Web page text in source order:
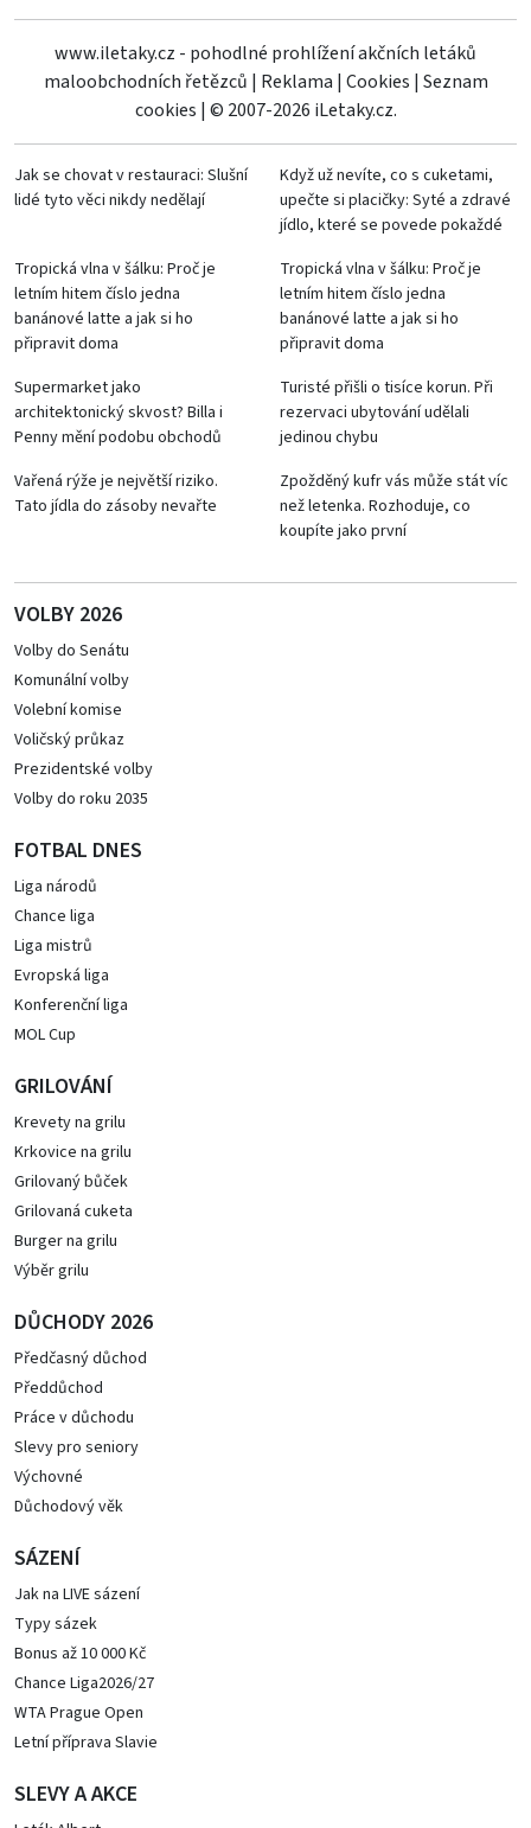
www.iletaky.cz - pohodlné prohlížení akčních letáků
maloobchodních řetězců | Reklama | Cookies | Seznam
cookies | © 2007-2026 iLetaky.cz.
Jak se chovat v restauraci: Slušní
lidé tyto věci nikdy nedělají
Když už nevíte, co s cuketami,
upečte si placičky: Syté a zdravé
jídlo, které se povede pokaždé
Tropická vlna v šálku: Proč je
letním hitem číslo jedna
banánové latte a jak si ho
připravit doma
Tropická vlna v šálku: Proč je
letním hitem číslo jedna
banánové latte a jak si ho
připravit doma
Supermarket jako
architektonický skvost? Billa i
Penny mění podobu obchodů
Turisté přišli o tisíce korun. Při
rezervaci ubytování udělali
jedinou chybu
Vařená rýže je největší riziko.
Tato jídla do zásoby nevařte
Zpožděný kufr vás může stát víc
než letenka. Rozhoduje, co
koupíte jako první
VOLBY 2026
Volby do Senátu
Komunální volby
Volební komise
Voličský průkaz
Prezidentské volby
Volby do roku 2035
FOTBAL DNES
Liga národů
Chance liga
Liga mistrů
Evropská liga
Konferenční liga
MOL Cup
GRILOVÁNÍ
Krevety na grilu
Krkovice na grilu
Grilovaný bůček
Grilovaná cuketa
Burger na grilu
Výběr grilu
DŮCHODY 2026
Předčasný důchod
Předdůchod
Práce v důchodu
Slevy pro seniory
Výchovné
Důchodový věk
SÁZENÍ
Jak na LIVE sázení
Typy sázek
Bonus až 10 000 Kč
Chance Liga2026/27
WTA Prague Open
Letní příprava Slavie
SLEVY A AKCE